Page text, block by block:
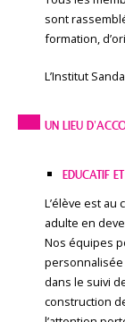
sont
formation,
L’Institut
UN LIEU
EDUCATIF
L’élève est au
adulte en
Nos équipes
personnalisée
dans le suivi
construction